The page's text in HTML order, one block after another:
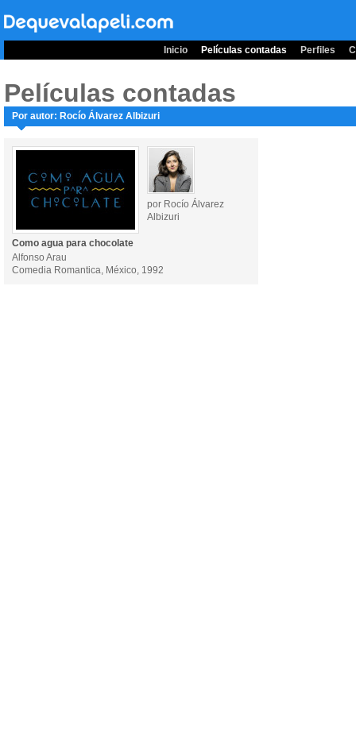
Inicio Películas contadas Perfiles
Películas contadas
Por autor: Rocío Álvarez Albizuri
por Rocío Álvarez
Albizuri
Como agua para chocolate
Alfonso Arau
Comedia Romantica, México, 1992